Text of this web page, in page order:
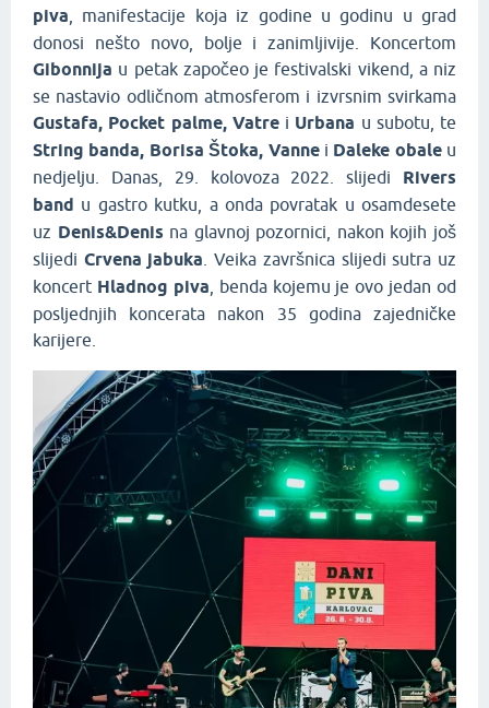
piva , manifestacije koja iz godine u godinu u grad
donosi nešto novo, bolje i zanimljivije. Koncertom
Gibonnija u petak započeo je festivalski vikend, a niz
se nastavio odličnom atmosferom i izvrsnim svirkama
Gustafa, Pocket palme, Vatre i Urbana u subotu, te
String banda, Borisa Štoka, Vanne i Daleke obaleu
nedjelju. Danas, 29. kolovoza 2022. slijedi Rivers
band u gastro kutku, a onda povratak u osamdesete
uz Denis&Denis na glavnoj pozornici, nakon kojih još
slijedi Crvena jabuka . Veika završnica slijedi sutra uz
koncert Hladnog piva , benda kojemu je ovo jedan od
posljednjih koncerata nakon 35 godina zajedničke
karijere.